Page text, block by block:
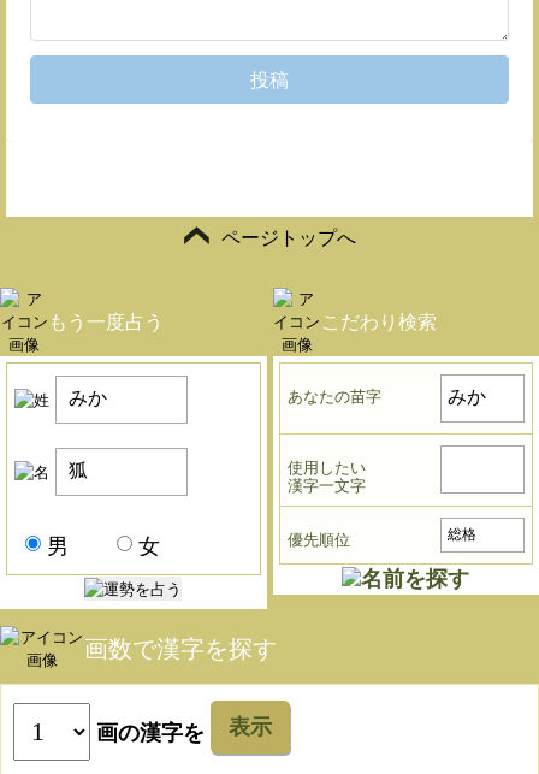
投稿
ページトップへ
もう一度占う
男 女
こだわり検索
あなたの苗字
使用したい
漢字一文字
優先順位
画数で漢字を探す
画の漢字を 表示